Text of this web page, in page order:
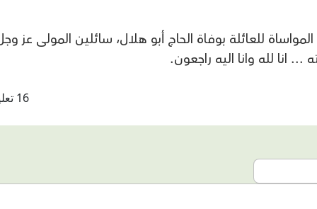
وخالص المواساة للعائلة بوفاة الحاج أبو هلال، سائلين المولى عز
انا لله وانا اليه راجعون.
16 تعليقات